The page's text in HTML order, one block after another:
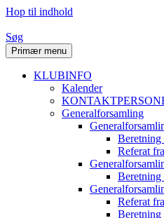
Hop til indhold
Søg
Primær menu
KLUBINFO
Kalender
Generalforsamling
Beretning
Referat
Beretning
Referat